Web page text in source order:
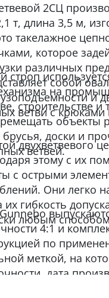
2СЦ
т, длина 3,5 м,
такелажное
которое
различных
собой
и
ветви с
строп
на
строительстве
объекты
доски и
ветвей.
двухветвевого
этому с их
с острыми
Они легко
гибкость
любым
4:1 и
по
меткой, на
дата